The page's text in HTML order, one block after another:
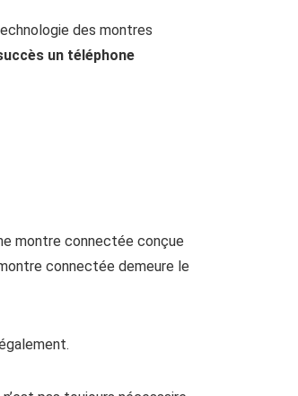
des montres
un téléphone
montre connectée conçue
connectée demeure le